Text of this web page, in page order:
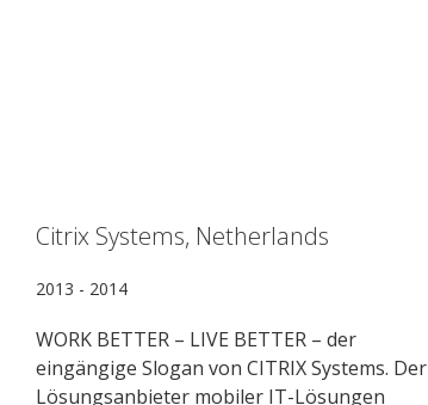
Citrix Systems, Netherlands
2013 - 2014
WORK BETTER – LIVE BETTER – der
eingängige Slogan von CITRIX Systems. Der
Lösungsanbieter mobiler IT-Lösungen